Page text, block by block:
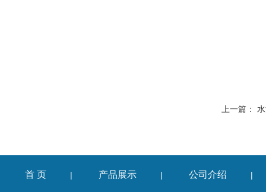
上一篇：
首 页 | 产品展示 | 公司介绍 |